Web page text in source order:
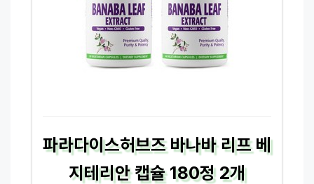
파라다이스허브즈 바나바 리프 베
지테리안 캡슐 180정 2개